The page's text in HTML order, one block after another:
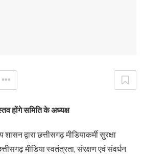
होंगे समिति के अध्यक्ष
शासन द्वारा छत्तीसगढ़ मीडियाकर्मी सुरक्षा
मीडिया स्वतंत्रता, संरक्षण एवं संवर्धन